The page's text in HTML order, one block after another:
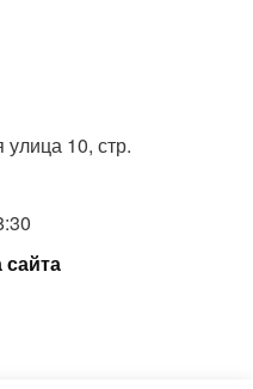
10, стр.
сайта